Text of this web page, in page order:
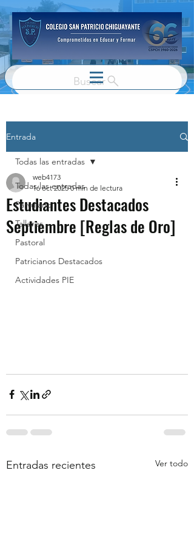
Buscar
Entrada
Todas las entradas
Parvulario
Talleres
Pastoral
Patricianos Destacados
Actividades PIE
Todas las entradas
Estudiantes Destacados
Septiembre [Reglas de Oro]
web4173
16 oct 2025 0 min de lectura
Entradas recientes Ver todo